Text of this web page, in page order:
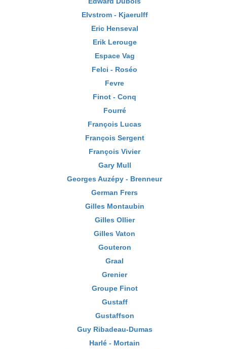
Elvstrom - Kjaerulff
Eric Henseval
Erik Lerouge
Espace Vag
Felci - Roséo
Fevre
Finot - Conq
Fourré
François Lucas
François Sergent
François Vivier
Gary Mull
Georges Auzépy - Brenneur
German Frers
Gilles Montaubin
Gilles Ollier
Gilles Vaton
Gouteron
Graal
Grenier
Groupe Finot
Gustaff
Gustaffson
Guy Ribadeau-Dumas
Harlé - Mortain